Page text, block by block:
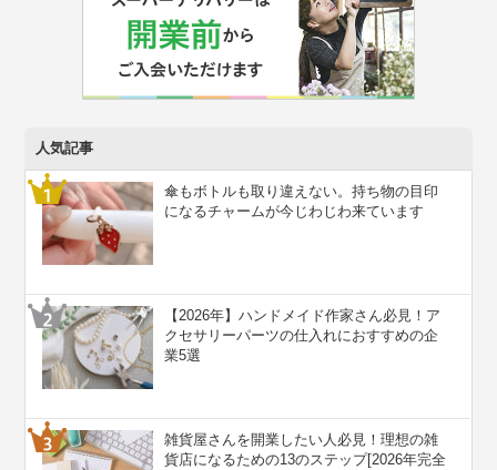
人気記事
傘もボトルも取り違えない。持ち物の目印
になるチャームが今じわじわ来ています
【2026年】ハンドメイド作家さん必見！ア
クセサリーパーツの仕入れにおすすめの企
業5選
雑貨屋さんを開業したい人必見！理想の雑
貨店になるための13のステップ[2026年完全